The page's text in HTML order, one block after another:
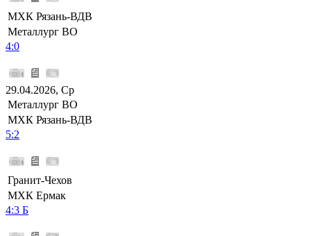
МХК Рязань-ВДВ
Металлург ВО
4:0
29.04.2026, Ср
Металлург ВО
МХК Рязань-ВДВ
5:2
Гранит-Чехов
МХК Ермак
4:3 Б